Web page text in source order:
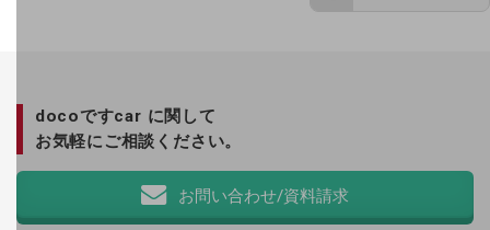
お知らせ
社外からの評価実績
サステナビリティTOP
docoですcar に関して
お気軽にご相談ください。
お問い合わせ/資料請求